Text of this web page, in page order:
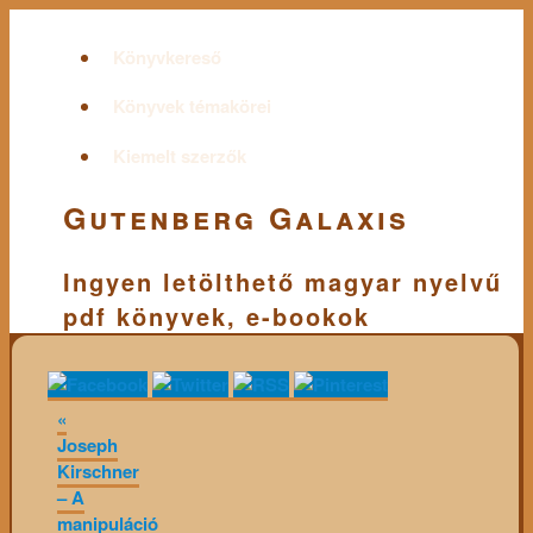
Könyvkereső
Könyvek témakörei
Kiemelt szerzők
Gutenberg Galaxis
Ingyen letölthető magyar nyelvű
pdf könyvek, e-bookok
«
Joseph
Kirschner
– A
manipuláció